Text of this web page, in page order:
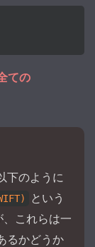
ての
下のように
という
これらは一
るかどうか